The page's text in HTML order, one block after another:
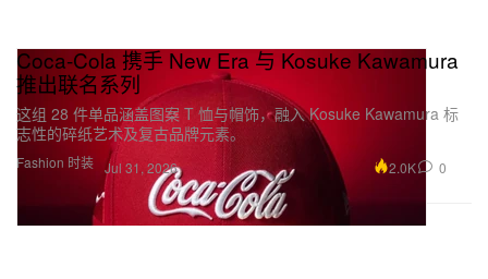
Fashion 时装
Coca-Cola 携手 New Era 与 Kosuke Kawamura
推出联名系列
这组 28 件单品涵盖图案 T 恤与帽饰，融入 Kosuke Kawamura 标
志性的碎纸艺术及复古品牌元素。
Jul 31, 2026 2.0K 0